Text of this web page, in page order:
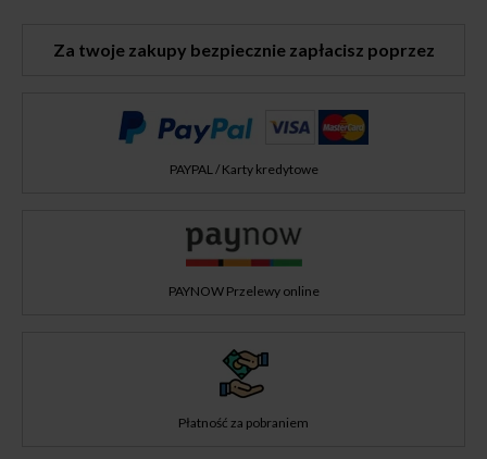
Za twoje zakupy bezpiecznie zapłacisz poprzez
PAYPAL / Karty kredytowe
PAYNOW Przelewy online
Płatność za pobraniem